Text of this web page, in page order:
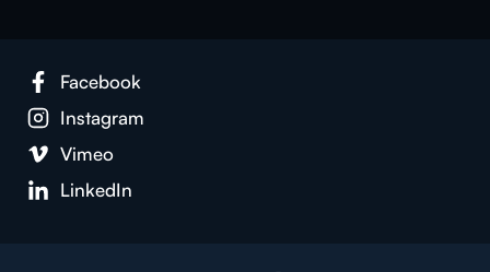
Facebook
Instagram
Vimeo
LinkedIn